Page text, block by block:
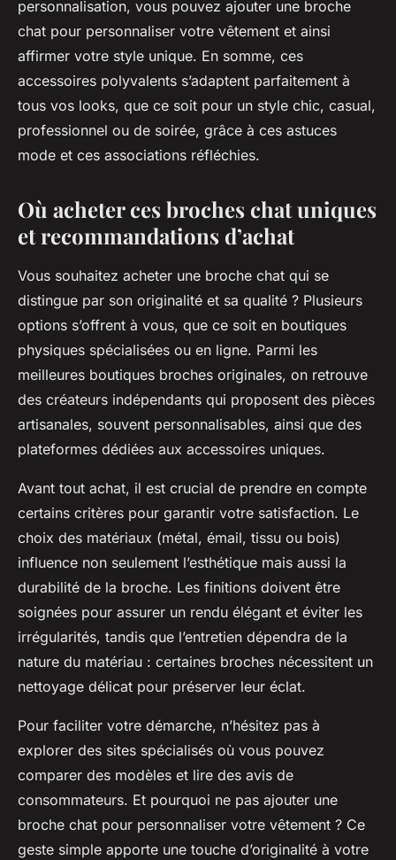
personnalisation, vous pouvez ajouter une broche
chat pour personnaliser votre vêtement et ainsi
affirmer votre style unique. En somme, ces
accessoires polyvalents s’adaptent parfaitement à
tous vos looks, que ce soit pour un style chic, casual,
professionnel ou de soirée, grâce à ces astuces
mode et ces associations réfléchies.
Où acheter ces broches chat uniques
et recommandations d’achat
Vous souhaitez acheter une broche chat qui se
distingue par son originalité et sa qualité ? Plusieurs
options s’offrent à vous, que ce soit en boutiques
physiques spécialisées ou en ligne. Parmi les
meilleures boutiques broches originales, on retrouve
des créateurs indépendants qui proposent des pièces
artisanales, souvent personnalisables, ainsi que des
plateformes dédiées aux accessoires uniques.
Avant tout achat, il est crucial de prendre en compte
certains critères pour garantir votre satisfaction. Le
choix des matériaux (métal, émail, tissu ou bois)
influence non seulement l’esthétique mais aussi la
durabilité de la broche. Les finitions doivent être
soignées pour assurer un rendu élégant et éviter les
irrégularités, tandis que l’entretien dépendra de la
nature du matériau : certaines broches nécessitent un
nettoyage délicat pour préserver leur éclat.
Pour faciliter votre démarche, n’hésitez pas à
explorer des sites spécialisés où vous pouvez
comparer des modèles et lire des avis de
consommateurs. Et pourquoi ne pas ajouter une
broche chat pour personnaliser votre vêtement ? Ce
geste simple apporte une touche d’originalité à votre